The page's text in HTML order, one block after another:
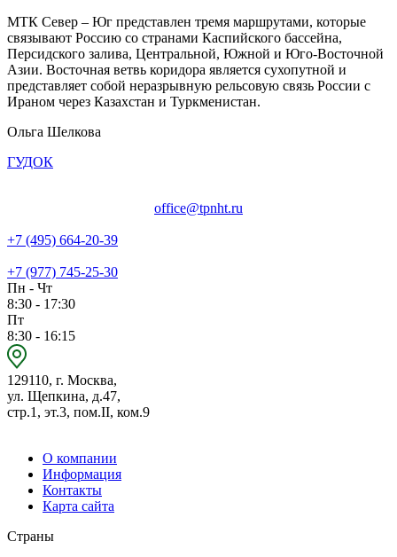
МТК Север – Юг представлен тремя маршрутами, которые
связывают Россию со странами Каспийского бассейна,
Персидского залива, Центральной, Южной и Юго-Восточной
Азии. Восточная ветвь коридора является сухопутной и
представляет собой неразрывную рельсовую связь России с
Ираном через Казахстан и Туркменистан.
Ольга Шелкова
ГУДОК
office@tpnht.ru
+7 (495) 664-20-39
+7 (977) 745-25-30
Пн - Чт
8:30 - 17:30
Пт
8:30 - 16:15
129110, г. Москва,
ул. Щепкина, д.47,
стр.1, эт.3, пом.II, ком.9
О компании
Информация
Контакты
Карта сайта
Страны